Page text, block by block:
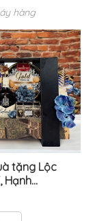
hàng
tặng Lộc
Hạnh...